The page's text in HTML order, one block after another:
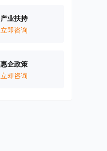
产业扶持
立即咨询
惠企政策
立即咨询